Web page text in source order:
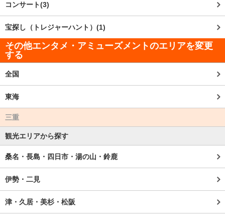
コンサート(3)
宝探し（トレジャーハント）(1)
その他エンタメ・アミューズメントのエリアを変更
する
全国
東海
三重
観光エリアから探す
桑名・長島・四日市・湯の山・鈴鹿
伊勢・二見
津・久居・美杉・松阪